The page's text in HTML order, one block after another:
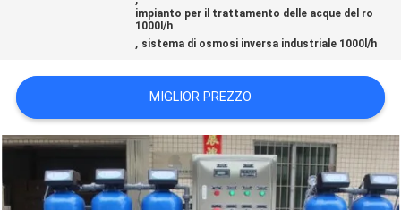
PRIVACY
POLICY
impianto per il trattamento delle acque del ro
1000l/h
, sistema di osmosi inversa industriale 1000l/h
MIGLIOR PREZZO